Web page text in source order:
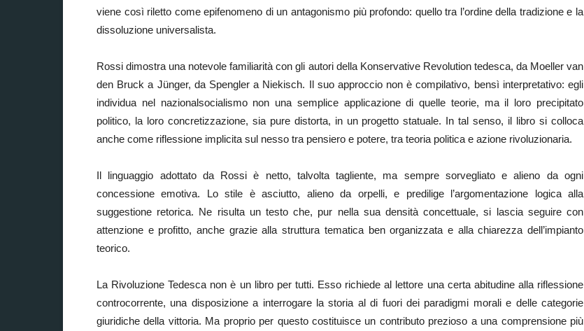
viene così riletto come epifenomeno di un antagonismo più profondo: quello tra l’ordine della tradizione e la
dissoluzione universalista.
Rossi dimostra una notevole familiarità con gli autori della Konservative Revolution tedesca, da Moeller van
den Bruck a Jünger, da Spengler a Niekisch. Il suo approccio non è compilativo, bensì interpretativo: egli
individua nel nazionalsocialismo non una semplice applicazione di quelle teorie, ma il loro precipitato
politico, la loro concretizzazione, sia pure distorta, in un progetto statuale. In tal senso, il libro si colloca
anche come riflessione implicita sul nesso tra pensiero e potere, tra teoria politica e azione rivoluzionaria.
Il linguaggio adottato da Rossi è netto, talvolta tagliente, ma sempre sorvegliato e alieno da ogni
concessione emotiva. Lo stile è asciutto, alieno da orpelli, e predilige l’argomentazione logica alla
suggestione retorica. Ne risulta un testo che, pur nella sua densità concettuale, si lascia seguire con
attenzione e profitto, anche grazie alla struttura tematica ben organizzata e alla chiarezza dell’impianto
teorico.
La Rivoluzione Tedesca non è un libro per tutti. Esso richiede al lettore una certa abitudine alla riflessione
controcorrente, una disposizione a interrogare la storia al di fuori dei paradigmi morali e delle categorie
giuridiche della vittoria. Ma proprio per questo costituisce un contributo prezioso a una comprensione più